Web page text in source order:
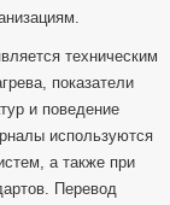
техническим
показатели
и поведение
используются
а также при
Перевод